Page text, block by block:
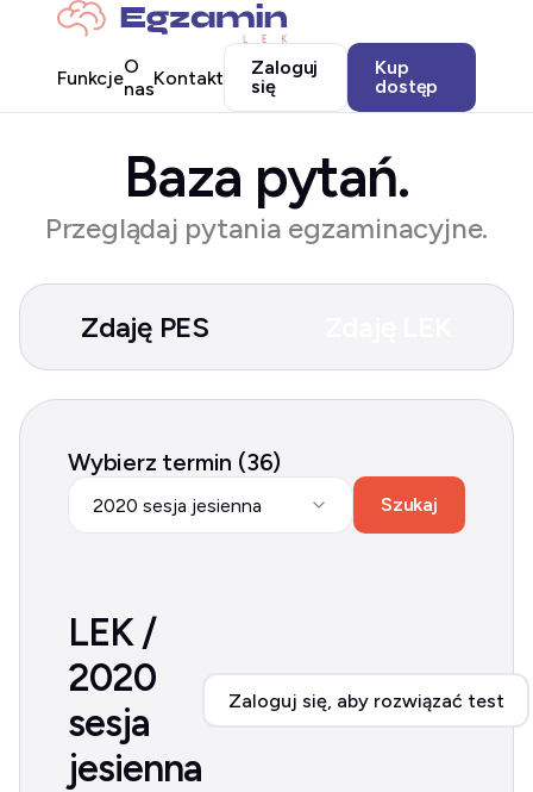
FunkcjeO
nasKontakt
Zaloguj
się
Kup
dostęp
Baza pytań.
Przeglądaj pytania egzaminacyjne.
Zdaję PES
Wybierz termin (36)
2020 sesja jesienna Szukaj
LEK /
2020
sesja
jesienna
Zaloguj się, aby rozwiązać test